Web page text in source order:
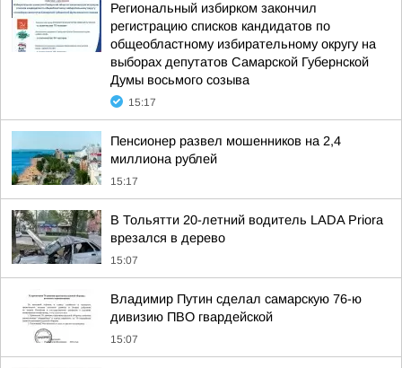
Региональный избирком закончил
регистрацию списков кандидатов по
общеобластному избирательному округу на
выборах депутатов Самарской Губернской
Думы восьмого созыва
15:17
Пенсионер развел мошенников на 2,4
миллиона рублей
15:17
В Тольятти 20-летний водитель LADA Priora
врезался в дерево
15:07
Владимир Путин сделал самарскую 76-ю
дивизию ПВО гвардейской
15:07